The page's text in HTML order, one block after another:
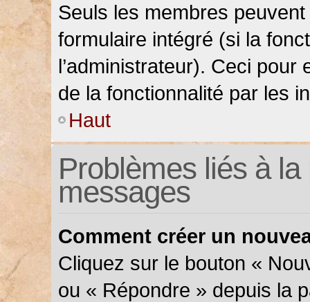
Seuls les membres
formulaire intégré (si la
l’administrateur). Ceci pour
de la fonctionnalité par les
Haut
Problèmes liés à
messages
Comment créer un
Cliquez sur le bouton «
ou « Répondre » depuis la